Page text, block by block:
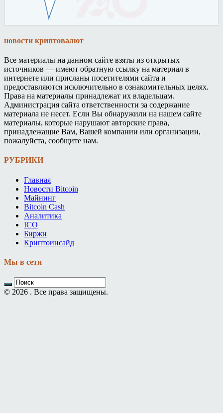
новости криптовалют
Все материалы на данном сайте взяты из открытых
источников — имеют обратную ссылку на материал в
интернете или присланы посетителями сайта и
предоставляются исключительно в ознакомительных целях.
Права на материалы принадлежат их владельцам.
Администрация сайта ответственности за содержание
материала не несет. Если Вы обнаружили на нашем сайте
материалы, которые нарушают авторские права,
принадлежащие Вам, Вашей компании или организации,
пожалуйста, сообщите нам.
РУБРИКИ
Главная
Новости Bitcoin
Майнинг
Bitcoin Cash
Аналитика
ICO
Биржи
Криптоинсайд
Мы в сети
© 2026 . Все права защищены.